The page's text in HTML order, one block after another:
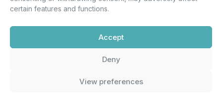
certain features and functions.
Accept
Deny
View preferences
Ανακοινώσεων
m.printsiou@andromeda.eu